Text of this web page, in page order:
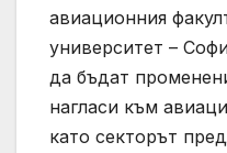
авиационния
университет –
да бъдат
нагласи към
като секторът